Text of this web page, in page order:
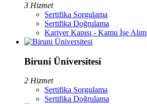
3 Hizmet
Sertifika Sorgulama
Sertifika Doğrulama
Kariyer Kapısı - Kamu İşe Alım
Biruni Üniversitesi
2 Hizmet
Sertifika Sorgulama
Sertifika Doğrulama